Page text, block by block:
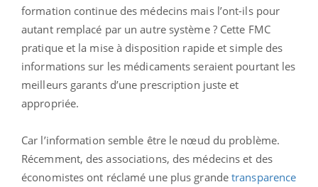
formation continue des médecins mais l’ont-ils pour
autant remplacé par un autre système ? Cette FMC
pratique et la mise à disposition rapide et simple des
informations sur les médicaments seraient pourtant les
meilleurs garants d’une prescription juste et
appropriée.
Car l’information semble être le nœud du problème.
Récemment, des associations, des médecins et des
économistes ont réclamé une plus grandetransparence